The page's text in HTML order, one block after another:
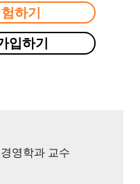
하기
입하기
영학과 교수